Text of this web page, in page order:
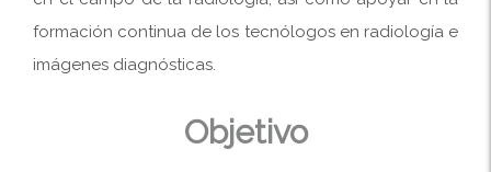
formación continua de los tecnólogos en radiología e
imágenes diagnósticas.
Objetivo